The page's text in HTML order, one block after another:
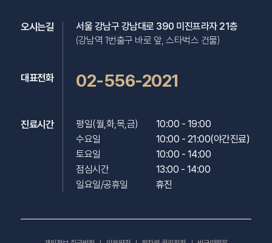
오시는길
서울 강남구 강남대로 390 미진프라자 21층
(강남역 1번출구 바로 앞, 스타벅스 건물)
대표전화 02-556-2021
진료시간
평일(월,화,목,금)
수요일
토요일
점심시간
일요일/공휴일
10:00 - 19:00
10:00 - 21:00(야간진료)
10:00 - 14:00
13:00 - 14:00
휴진